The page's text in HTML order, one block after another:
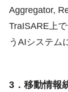
Aggregator,
TraISARE上
うAIシステム
3．移動情報